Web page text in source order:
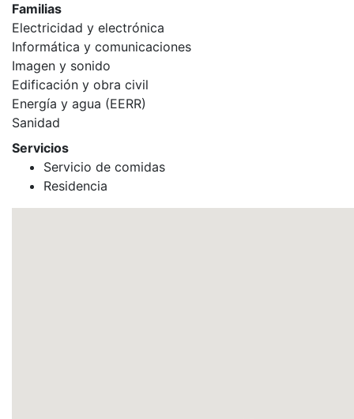
Familias
Electricidad y electrónica
Informática y comunicaciones
Imagen y sonido
Edificación y obra civil
Energía y agua (EERR)
Sanidad
Servicios
Servicio de comidas
Residencia